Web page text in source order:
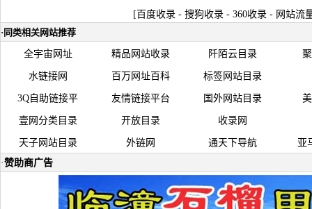
[ 百度收录 - 搜狗收录 - 360收录 - 网站流
· 同类相关网站推荐
全宇宙网址 精品网站收录 阡陌云目录
水链接网 百万网址百科 标签网站目录
3Q自助链接平 友情链接平台 国外网站目录
壹网分类目录 开放目录 收录网
天子网站目录 外链网 通天下导航
亚
·赞助商广告